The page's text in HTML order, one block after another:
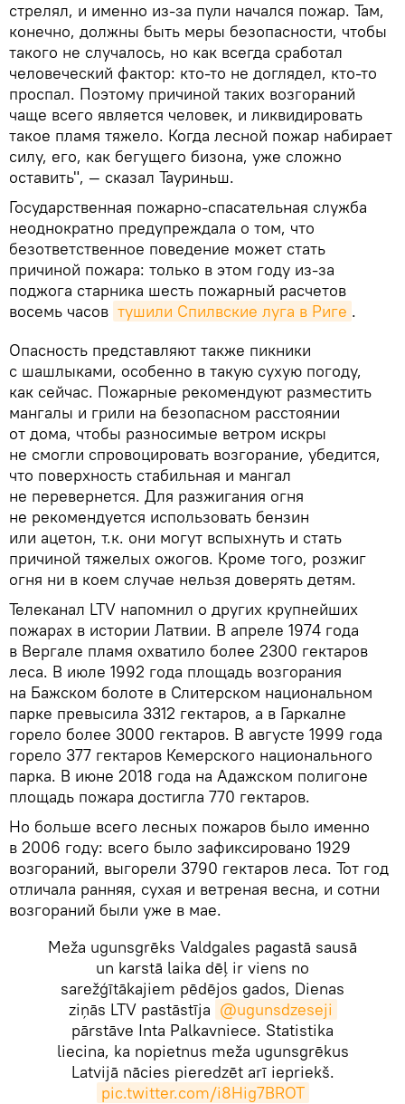
стрелял, и именно из-за пули начался пожар. Там,
конечно, должны быть меры безопасности, чтобы
такого не случалось, но как всегда сработал
человеческий фактор: кто-то не доглядел, кто-то
проспал. Поэтому причиной таких возгораний
чаще всего является человек, и ликвидировать
такое пламя тяжело. Когда лесной пожар набирает
силу, его, как бегущего бизона, уже сложно
оставить", — сказал Тауриньш.
Государственная пожарно-спасательная служба
неоднократно предупреждала о том, что
безответственное поведение может стать
причиной пожара: только в этом году из-за
поджога старника шесть пожарный расчетов
восемь часов тушили Спилвские луга в Риге .
Опасность представляют также пикники
с шашлыками, особенно в такую сухую погоду,
как сейчас. Пожарные рекомендуют разместить
мангалы и грили на безопасном расстоянии
от дома, чтобы разносимые ветром искры
не смогли спровоцировать возгорание, убедится,
что поверхность стабильная и мангал
не перевернется. Для разжигания огня
не рекомендуется использовать бензин
или ацетон, т.к. они могут вспыхнуть и стать
причиной тяжелых ожогов. Кроме того, розжиг
огня ни в коем случае нельзя доверять детям.
Телеканал LTV напомнил о других крупнейших
пожарах в истории Латвии. В апреле 1974 года
в Вергале пламя охватило более 2300 гектаров
леса. В июле 1992 года площадь возгорания
на Бажском болоте в Слитерском национальном
парке превысила 3312 гектаров, а в Гаркалне
горело более 3000 гектаров. В августе 1999 года
горело 377 гектаров Кемерского национального
парка. В июне 2018 года на Адажском полигоне
площадь пожара достигла 770 гектаров.
Но больше всего лесных пожаров было именно
в 2006 году: всего было зафиксировано 1929
возгораний, выгорели 3790 гектаров леса. Тот год
отличала ранняя, сухая и ветреная весна, и сотни
возгораний были уже в мае.
Meža ugunsgrēks Valdgales pagastā sausā
un karstā laika dēļ ir viens no
sarežģītākajiem pēdējos gados, Dienas
ziņās LTV pastāstīja @ugunsdzeseji
pārstāve Inta Palkavniece. Statistika
liecina, ka nopietnus meža ugunsgrēkus
Latvijā nācies pieredzēt arī iepriekš.
pic.twitter.com/i8Hig7BROT